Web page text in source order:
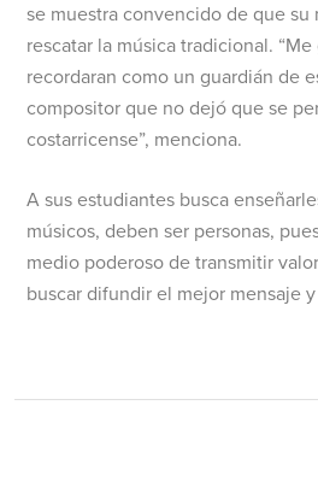
se muestra convencido de que su
rescatar la música tradicional.
recordaran como un guardián de
compositor que no dejó que se
costarricense”, menciona.
A sus estudiantes busca
músicos, deben ser personas,
medio poderoso de transmitir
buscar difundir el mejor mensaje